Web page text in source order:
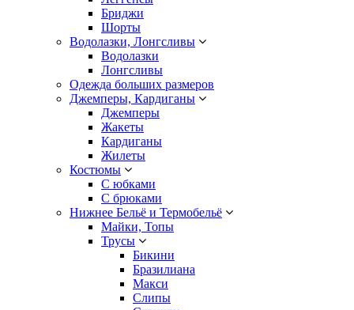
Бриджи
Шорты
Водолазки, Лонгсливы
Водолазки
Лонгсливы
Одежда больших размеров
Джемперы, Кардиганы
Джемперы
Жакеты
Кардиганы
Жилеты
Костюмы
С юбками
С брюками
Нижнее Бельё и Термобельё
Майки, Топы
Трусы
Бикини
Бразилиана
Макси
Слипы